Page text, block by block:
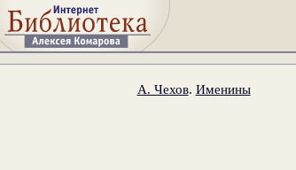
А. Чехов. Именины